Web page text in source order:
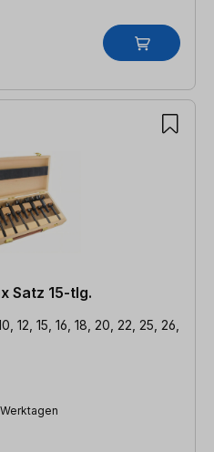
Satz 15-tlg.
12, 15, 16, 18, 20, 22, 25, 26,